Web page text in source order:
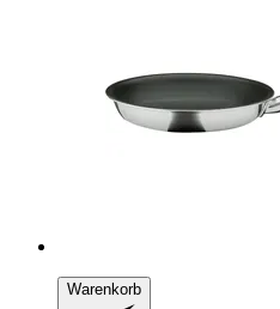
Warenkorb